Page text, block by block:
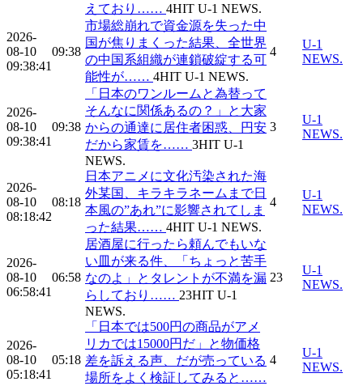
えており…… 4HIT U-1 NEWS.
2026-
08-10
09:38:41
09:38
市場総崩れで資金源を失った中
国が焦りまくった結果、全世界
の中国系組織が連鎖破綻する可
能性が…… 4HIT U-1 NEWS.
4
U-1
NEWS.
2026-
08-10
09:38:41
09:38
「日本のワンルームと為替って
そんなに関係あるの？」と大家
からの通達に居住者困惑、円安
だから家賃を…… 3HIT U-1
NEWS.
3
U-1
NEWS.
2026-
08-10
08:18:42
08:18
日本アニメに文化汚染された海
外某国、キラキラネームまで日
本風の”あれ”に影響されてしま
った結果…… 4HIT U-1 NEWS.
4
U-1
NEWS.
2026-
08-10
06:58:41
06:58
居酒屋に行ったら頼んでもいな
い皿が来る件、「ちょっと苦手
なのよ」とタレントが不満を漏
らしており…… 23HIT U-1
NEWS.
23
U-1
NEWS.
2026-
08-10
05:18:41
05:18
「日本では500円の商品がアメ
リカでは15000円だ」と物価格
差を訴える声、だが売っている
場所をよく検証してみると……
4
U-1
NEWS.